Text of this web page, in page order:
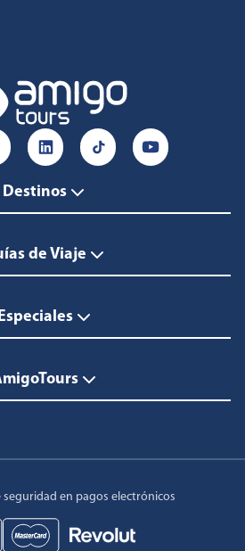
Destinos
de Viaje
en pagos electrónicos